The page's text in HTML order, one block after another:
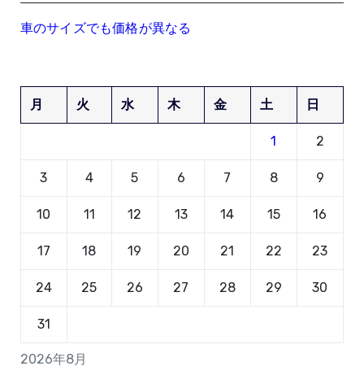
車のサイズでも価格が異なる
2026年8月
月 火 水 木 金 土 日
1 2
3 4 5 6 7 8 9
10 11 12 13 14 15 16
17 18 19 20 21 22 23
24 25 26 27 28 29 30
31